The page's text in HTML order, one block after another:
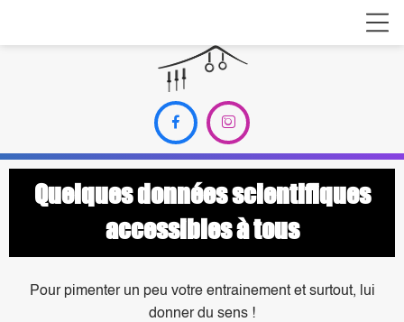
 
Quelques données scientifiques
accessibles à tous
Pour pimenter un peu votre entrainement et surtout, lui
donner du sens !